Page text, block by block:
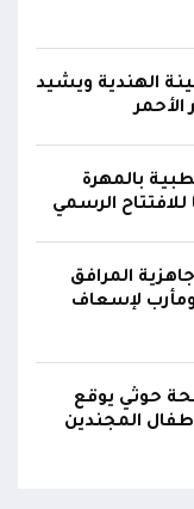
في اتصالين
والثالثة طوارئ في
الحوثي الغادر
هجوم مليشيا
استمرار
بمواصلة النضال
الانقلاب
الهندية ويشيد
الأحمر
بالمهرة
الرسمي
المرافق
لإسعاف
حوثي يوقع
المجندين